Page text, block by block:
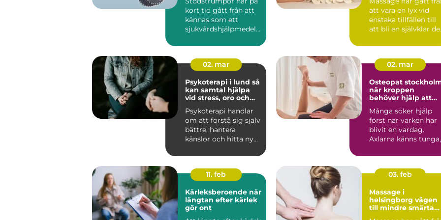
kort tid gått från att
kännas som ett
sjukvårdshjälpmedel
att vara en lyx vid
enstaka tillfällen till
att bli en självklar
02. mar
Psykoterapi i lund så
kan samtal hjälpa
vid stress, oro och
Psykoterapi handlar
om att förstå sig själv
bättre, hantera
känslor och hitta nya
02. mar
Osteopat
när kroppen
behöver hjälp att
Många söker hjälp
först när värken har
blivit en vardag.
Axlarna känns tunga,
protesterar...
11. feb
Kärleksberoende när
längtan efter kärlek
gör ont
03. feb
Massage i
helsingborg vägen
till mindre smärta